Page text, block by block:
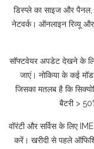
डिस्प्ले का साइज और पैनल,
नेटवर्क। ऑनलाइन रिव्यू
सॉफ्टवेयर अपडेट देखने के
जाएं। नोकिया के कई
जिसका मतलब है कि
बैटरी >
वॉरंटी और सर्विस के लिए
करें। खरीदी से पहले